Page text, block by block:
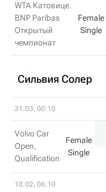
WTA Катовице.
BNP Paribas
Открытый
чемпионат
Female
Single
Сильвия Солер
31.03, 00:10
Volvo Car
Open,
Qualification
Female
Single
10.02, 06:10